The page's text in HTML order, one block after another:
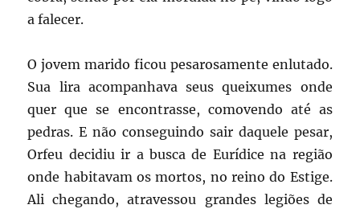
a falecer.
O jovem marido ficou pesarosamente enlutado.
Sua lira acompanhava seus queixumes onde
quer que se encontrasse, comovendo até as
pedras. E não conseguindo sair daquele pesar,
Orfeu decidiu ir a busca de Eurídice na região
onde habitavam os mortos, no reino do Estige.
Ali chegando, atravessou grandes legiões de